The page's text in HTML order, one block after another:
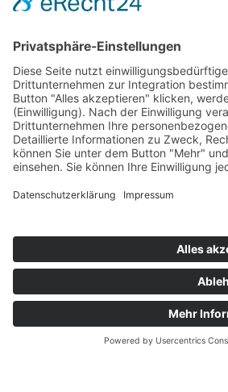
Diese komplexe Rechtslage
Medizin, wie sie HRB Legal mit
Team aus Juristen bietet.
FUNDIERTE
BEI POSITIVEN
Salbutamol ist ein
Ansatz entscheidend.
basieren auf dem Nachweis,
Werte durch legitime
entstanden sind.